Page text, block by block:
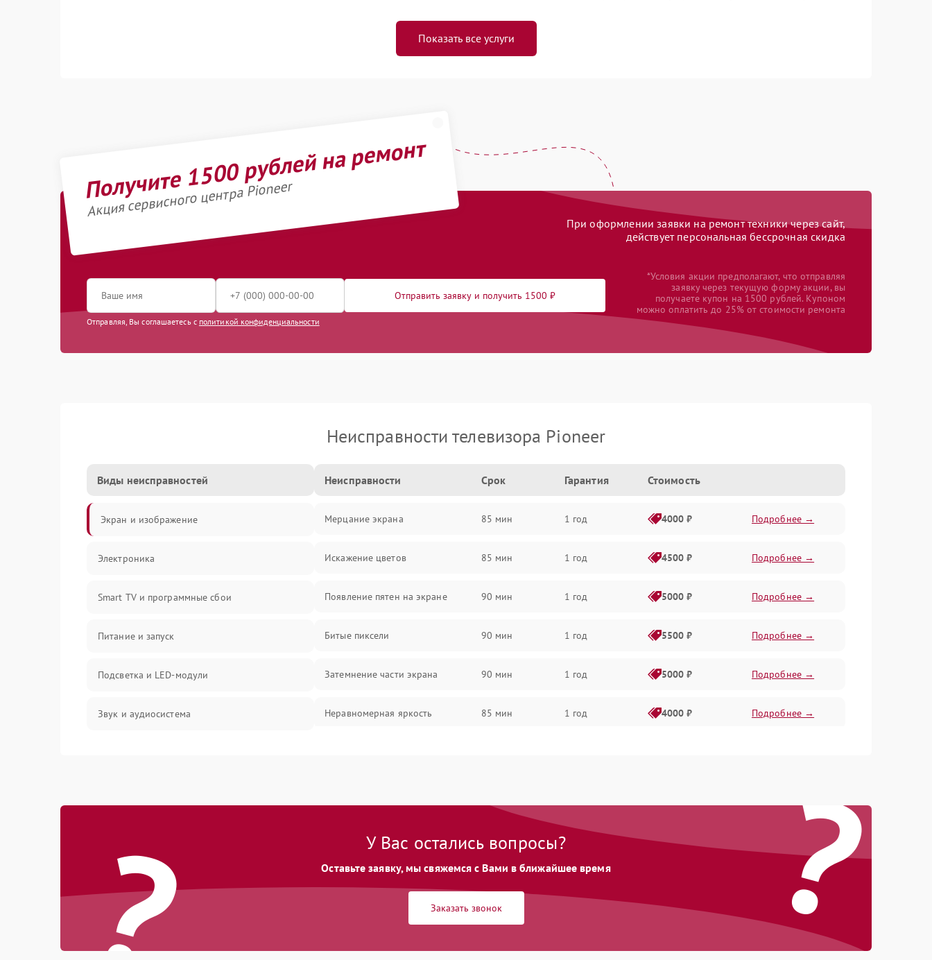
Показать все услуги
Получите 1500 рублей на ремонт
Акция сервисного центра Pioneer
При оформлении заявки на ремонт техники через сайт,
действует персональная бессрочная скидка
Отправить заявку и получить 1500 ₽
Отправляя, Вы соглашаетесь с политикой конфиденциальности
*Условия акции предполагают, что отправляя
заявку через текущую форму акции, вы
получаете купон на 1500 рублей. Купоном
можно оплатить до 25% от стоимости ремонта
Неисправности телевизора Pioneer
Виды неисправностей
Экран и изображение
Электроника
Smart TV и программные сбои
Питание и запуск
Подсветка и LED-модули
Звук и аудиосистема
Программное обеспечение
Корпус и механика
Пульт и управление
Неисправности Срок Гарантия Стоимость
Мерцание экрана 85 мин 1 год 4000 ₽ Подробнее →
Искажение цветов 85 мин 1 год 4500 ₽ Подробнее →
Появление пятен на экране 90 мин 1 год 5000 ₽ Подробнее →
Битые пиксели 90 мин 1 год 5500 ₽ Подробнее →
Затемнение части экрана 90 мин 1 год 5000 ₽ Подробнее →
Неравномерная яркость 85 мин 1 год 4000 ₽ Подробнее →
? ?
У Вас остались вопросы?
Оставьте заявку, мы свяжемся с Вами в ближайшее время
Заказать звонок